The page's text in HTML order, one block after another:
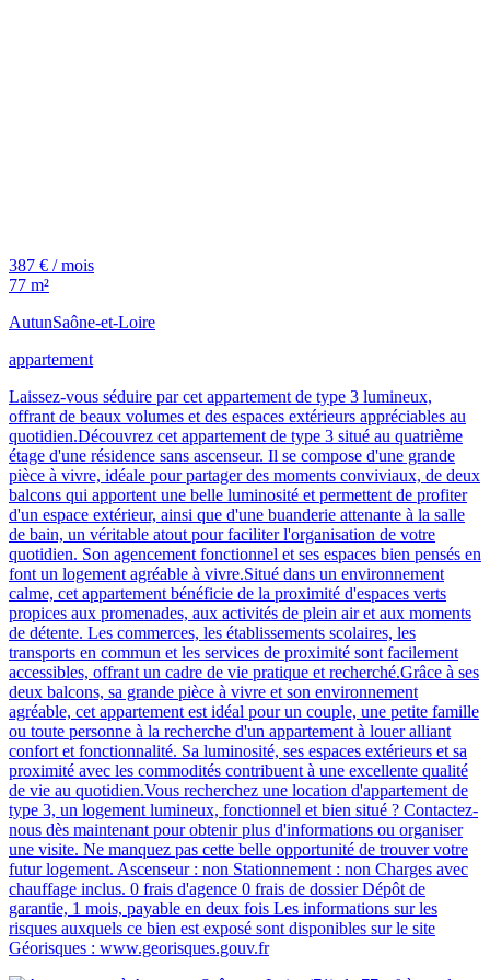
387 € / mois
77 m²
AutunSaône-et-Loire
appartement
Laissez-vous séduire par cet appartement de type 3 lumineux,
offrant de beaux volumes et des espaces extérieurs appréciables au
quotidien.Découvrez cet appartement de type 3 situé au quatrième
étage d'une résidence sans ascenseur. Il se compose d'une grande
pièce à vivre, idéale pour partager des moments conviviaux, de deux
balcons qui apportent une belle luminosité et permettent de profiter
d'un espace extérieur, ainsi que d'une buanderie attenante à la salle
de bain, un véritable atout pour faciliter l'organisation de votre
quotidien. Son agencement fonctionnel et ses espaces bien pensés en
font un logement agréable à vivre.Situé dans un environnement
calme, cet appartement bénéficie de la proximité d'espaces verts
propices aux promenades, aux activités de plein air et aux moments
de détente. Les commerces, les établissements scolaires, les
transports en commun et les services de proximité sont facilement
accessibles, offrant un cadre de vie pratique et recherché.Grâce à ses
deux balcons, sa grande pièce à vivre et son environnement
agréable, cet appartement est idéal pour un couple, une petite famille
ou toute personne à la recherche d'un appartement à louer alliant
confort et fonctionnalité. Sa luminosité, ses espaces extérieurs et sa
proximité avec les commodités contribuent à une excellente qualité
de vie au quotidien.Vous recherchez une location d'appartement de
type 3, un logement lumineux, fonctionnel et bien situé ? Contactez-
nous dès maintenant pour obtenir plus d'informations ou organiser
une visite. Ne manquez pas cette belle opportunité de trouver votre
futur logement. Ascenseur : non Stationnement : non Charges avec
chauffage inclus. 0 frais d'agence 0 frais de dossier Dépôt de
garantie, 1 mois, payable en deux fois Les informations sur les
risques auxquels ce bien est exposé sont disponibles sur le site
Géorisques : www.georisques.gouv.fr